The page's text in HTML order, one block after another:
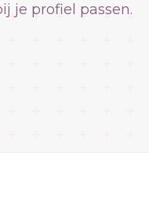
je profiel passen.